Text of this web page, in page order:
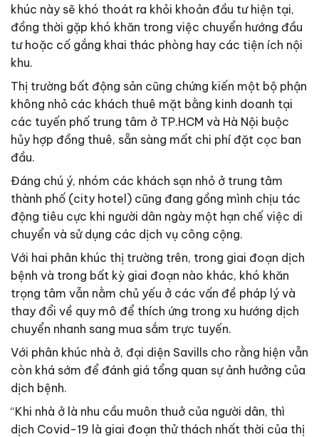
khúc này sẽ khó thoát ra khỏi khoản đầu tư hiện tại,
đồng thời gặp khó khăn trong việc chuyển hướng đầu
tư hoặc cố gắng khai thác phòng hay các tiện ích nội
khu.
Thị trường bất động sản cũng chứng kiến một bộ phận
không nhỏ các khách thuê mặt bằng kinh doanh tại
các tuyến phố trung tâm ở TP.HCM và Hà Nội buộc
hủy hợp đồng thuê, sẵn sàng mất chi phí đặt cọc ban
đầu.
Đáng chú ý, nhóm các khách sạn nhỏ ở trung tâm
thành phố (city hotel) cũng đang gồng mình chịu tác
động tiêu cực khi người dân ngày một hạn chế việc di
chuyển và sử dụng các dịch vụ công cộng.
Với hai phân khúc thị trường trên, trong giai đoạn dịch
bệnh và trong bất kỳ giai đoạn nào khác, khó khăn
trọng tâm vẫn nằm chủ yếu ở các vấn đề pháp lý và
thay đổi về quy mô để thích ứng trong xu hướng dịch
chuyển nhanh sang mua sắm trực tuyến.
Với phân khúc nhà ở, đại diện Savills cho rằng hiện vẫn
còn khá sớm để đánh giá tổng quan sự ảnh hưởng của
dịch bệnh.
“Khi nhà ở là nhu cầu muôn thuở của người dân, thì
dịch Covid-19 là giai đoạn thử thách nhất thời của thị